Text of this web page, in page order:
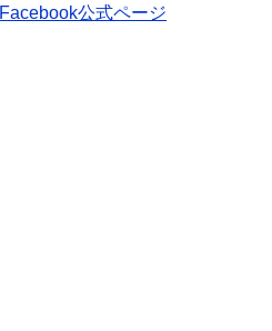
Facebook公式ページ